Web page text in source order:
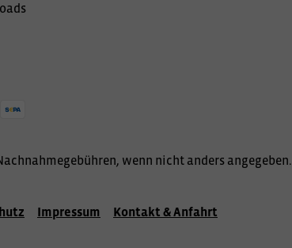
wenn nicht anders angegeben.
Impressum Kontakt & Anfahrt